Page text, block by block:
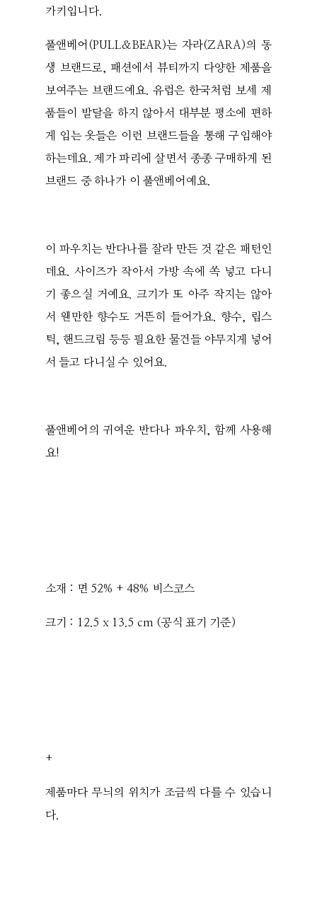
카키입니다.
풀앤베어(PULL&BEAR)는 자라(ZARA)의 동
생 브랜드로, 패션에서 뷰티까지 다양한 제품을
보여주는 브랜드예요. 유럽은 한국처럼 보세 제
품들이 발달을 하지 않아서 대부분 평소에 편하
게 입는 옷들은 이런 브랜드들을 통해 구입해야
하는데요. 제가 파리에 살면서 종종 구매하게 된
브랜드 중 하나가 이 풀앤베어예요.
이 파우치는 반다나를 잘라 만든 것 같은 패턴인
데요. 사이즈가 작아서 가방 속에 쏙 넣고 다니
기 좋으실 거예요. 크기가 또 아주 작지는 않아
서 웬만한 향수도 거뜬히 들어가요. 향수, 립스
틱, 핸드크림 등등 필요한 물건들 야무지게 넣어
서 들고 다니실 수 있어요.
풀앤베어의 귀여운 반다나 파우치, 함께 사용해
요!
소재 : 면 52% + 48% 비스코스
크기 : 12.5 x 13.5 cm (공식 표기 기준)
+
제품마다 무늬의 위치가 조금씩 다를 수 있습니
다.